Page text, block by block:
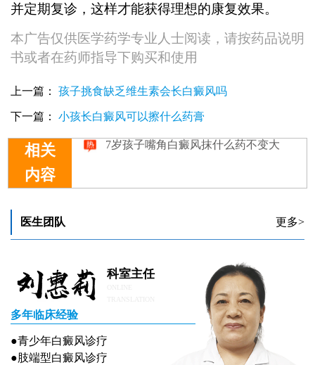
并定期复诊，这样才能获得理想的康复效果。
本广告仅供医学药学专业人士阅读，请按药品说明
书或者在药师指导下购买和使用
上一篇： 孩子挑食缺乏维生素会长白癜风吗
下一篇： 小孩长白癜风可以擦什么药膏
相关
内容
9岁孩子嘴角发白怎么办
医生团队 更多>
科室主任
多年临床经验
●青少年白癜风诊疗
●肢端型白癜风诊疗